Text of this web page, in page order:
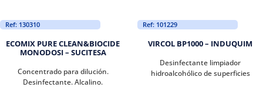
Ref: 130310
ECOMIX PURE CLEAN&BIOCIDE
MONODOSI – SUCITESA
Concentrado para dilución.
Desinfectante. Alcalino.
Ref: 101229
VIRCOL BP1000 – INDUQUIM
Desinfectante limpiador
hidroalcohólico de superficies